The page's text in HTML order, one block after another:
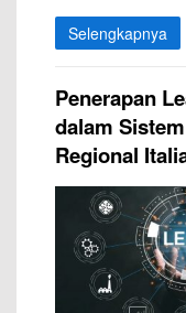
Selengkapnya
Penerapan
dalam
Regional